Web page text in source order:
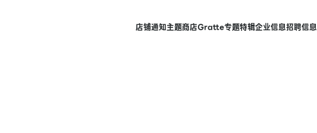
店铺通知主题商店Gratte专题特辑企业信息招聘信息